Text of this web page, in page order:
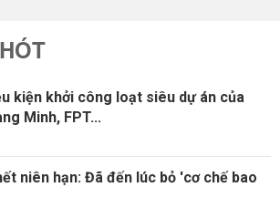
kiện khởi công loạt siêu dự án của
Minh, FPT...
niên hạn: Đã đến lúc bỏ 'cơ chế bao